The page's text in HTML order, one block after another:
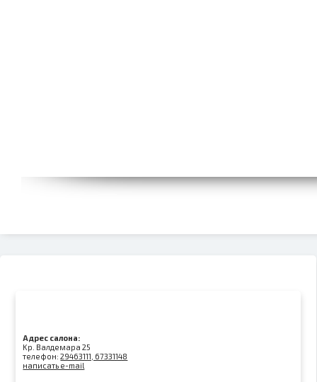
Адрес салона:
Kр. Валдемара 25
телефон:29463111, 67331148
написать e-mail